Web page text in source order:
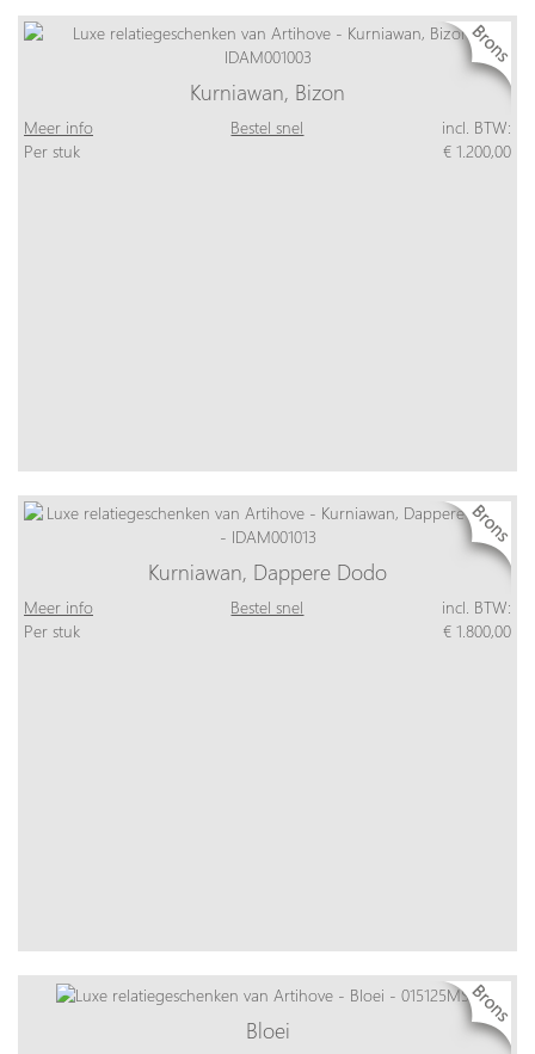
Kurniawan, Bizon
Meer info Bestel snel
incl. BTW:
Per stuk
€ 1.200,00
Kurniawan, Dappere Dodo
Meer info Bestel snel
incl. BTW:
Per stuk
€ 1.800,00
Bloei